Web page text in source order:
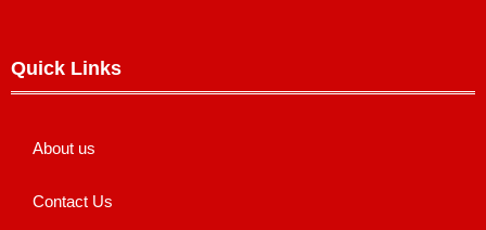
Quick Links
About us
Contact Us